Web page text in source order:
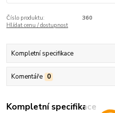
Číslo produktu:
360
Hlídat cenu / dostupnost
Kompletní specifikace
Komentáře 0
Kompletní specifikace